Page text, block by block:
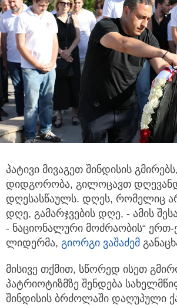
პატივი მივაგეთ შინდისის
დიდგორობა, გილოცავთ
დღესასწაულს. დღეს, რომელიც
დღე, გამარჯვების დღე, - ამის
- ნაციონალური მოძრაობის“
ლიდერმა, გიორგი ვაშაძემ
მისივე თქმით, სწორედ ისეთ
პატრიოტიზმზე შენდება
შინდისის ბრძოლაში დაღუპული